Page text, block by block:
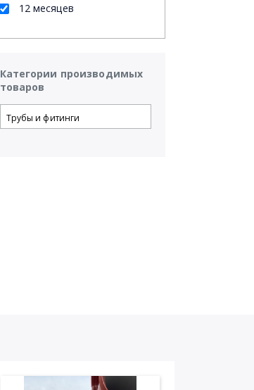
12 месяцев
Категории производимых
товаров
Трубы и фитинги